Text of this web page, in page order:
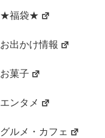
★福袋★
お出かけ情報
お菓子
エンタメ
グルメ・カフェ